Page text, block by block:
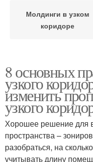
Молдинги в узком
коридоре
Скандинавский
8 основных
узкого
изменить
узкого
Хорошее решение для
пространства –
разобраться, на
учитывать длину